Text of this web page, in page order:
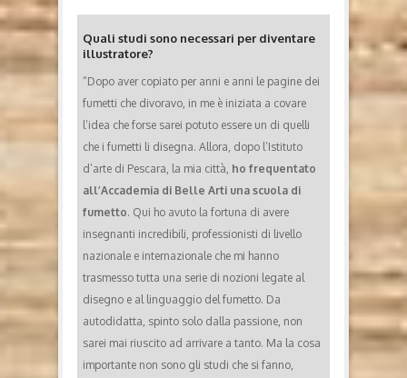
Quali studi sono necessari per diventare
illustratore?
“Dopo aver copiato per anni e anni le pagine dei
fumetti che divoravo, in me è iniziata a covare
l’idea che forse sarei potuto essere un di quelli
che i fumetti li disegna. Allora, dopo l’Istituto
d’arte di Pescara, la mia città, ho frequentato
all’Accademia di Belle Arti una scuola di
fumetto. Qui ho avuto la fortuna di avere
insegnanti incredibili, professionisti di livello
nazionale e internazionale che mi hanno
trasmesso tutta una serie di nozioni legate al
disegno e al linguaggio del fumetto. Da
autodidatta, spinto solo dalla passione, non
sarei mai riuscito ad arrivare a tanto. Ma la cosa
importante non sono gli studi che si fanno,